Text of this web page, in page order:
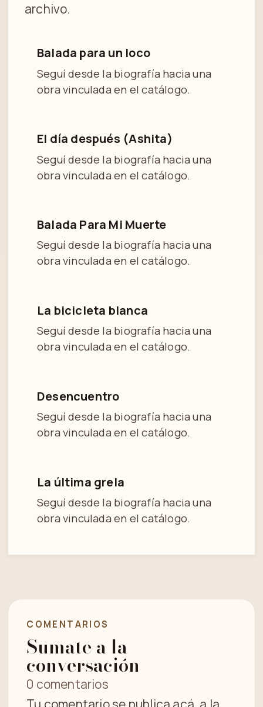
archivo.
Balada para un loco
Seguí desde la biografía hacia una
obra vinculada en el catálogo.
El día después (Ashita)
Seguí desde la biografía hacia una
obra vinculada en el catálogo.
Balada Para Mi Muerte
Seguí desde la biografía hacia una
obra vinculada en el catálogo.
La bicicleta blanca
Seguí desde la biografía hacia una
obra vinculada en el catálogo.
Desencuentro
Seguí desde la biografía hacia una
obra vinculada en el catálogo.
La última grela
Seguí desde la biografía hacia una
obra vinculada en el catálogo.
COMENTARIOS
Sumate a la
conversación
0 comentarios